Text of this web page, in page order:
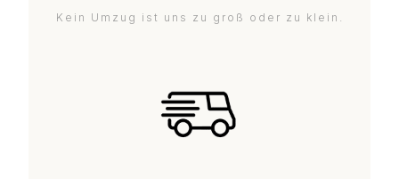
Kein Umzug ist uns zu groß oder zu klein.